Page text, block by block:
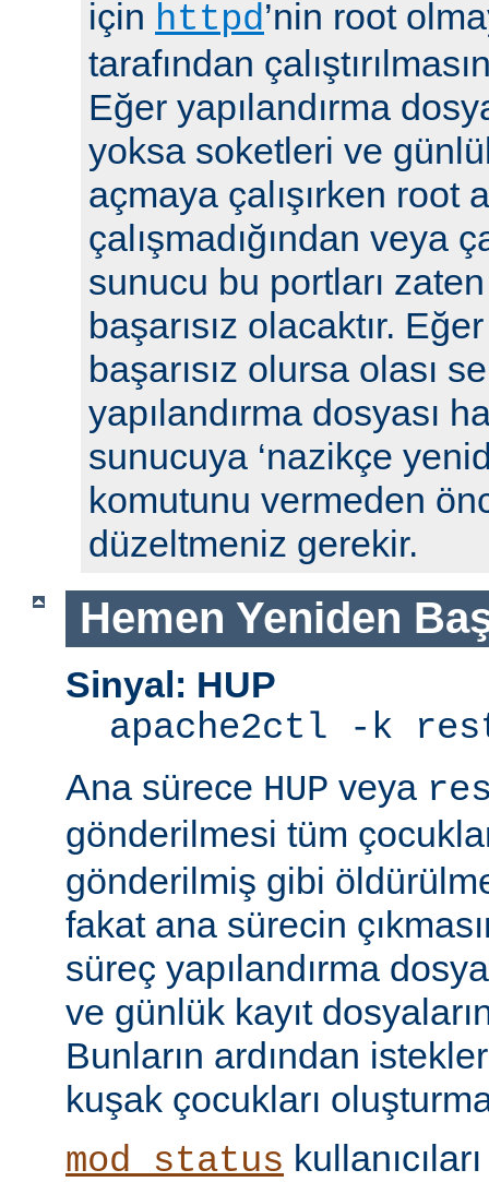
için httpd’nin root
tarafından
Eğer yapılandırma
yoksa soketleri ve
açmaya çalışırken root
çalışmadığından veya
sunucu bu portları
başarısız olacaktır.
başarısız olursa olası
yapılandırma dosyası
sunucuya ‘nazikçe
komutunu vermeden
düzeltmeniz gerekir.
Hemen Yeniden
Sinyal: HUP
apache2ctl -k
Ana sürece HUP veya
gönderilmesi tüm
gönderilmiş gibi
fakat ana sürecin
süreç yapılandırma
ve günlük kayıt
Bunların ardından
kuşak çocukları
mod_status